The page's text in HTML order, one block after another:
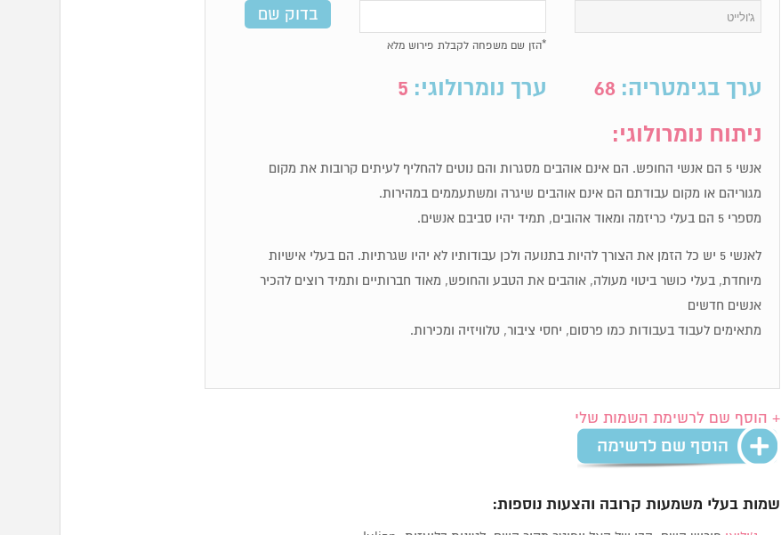
*הזן שם משפחה לקבלת פירוש מלא
ערך בגימטריה: 68 ערך נומרולוגי: 5
ניתוח נומרולוגי:
אנשי 5 הם אנשי החופש. הם אינם אוהבים מסגרות והם נוטים להחליף לעיתים קרובות את מקום
מגוריהם או מקום עבודתם הם אינם אוהבים שיגרה ומשתעממים במהירות.
מספרי 5 הם בעלי כריזמה ומאוד אהובים, תמיד יהיו סביבם אנשים.
לאנשי 5 יש כל הזמן את הצורך להיות בתנועה ולכן עבודותיו לא יהיו שגרתיות. הם בעלי אישיות
מיוחדת, בעלי כושר ביטוי מעולה, אוהבים את הטבע והחופש, מאוד חברותיים ותמיד רוצים להכיר
אנשים חדשים
מתאימים לעבוד בעבודות כמו פרסום, יחסי ציבור, טלוויזיה ומכירות.
+ הוסף שם לרשימת השמות שלי
שמות בעלי משמעות קרובה והצעות נוספות: